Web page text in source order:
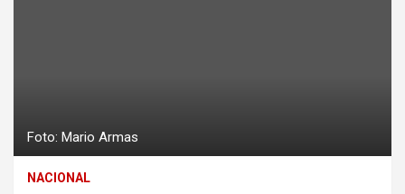
Foto: Mario Armas
NACIONAL